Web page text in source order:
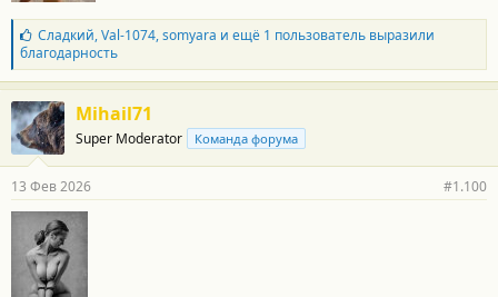
Б
л
а
г
о
д
а
р
о
с
т
и
:
Сладкий,Val-1074,somyara и ещё 1 пользователь выразили
благодарность
Mihail71
Super Moderator Команда форума
13 Фев 2026 #1.100